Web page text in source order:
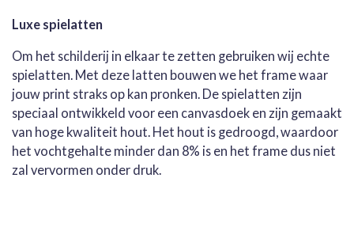
Luxe spielatten
Om het schilderij in elkaar te zetten gebruiken wij echte
spielatten. Met deze latten bouwen we het frame waar
jouw print straks op kan pronken. De spielatten zijn
speciaal ontwikkeld voor een canvasdoek en zijn gemaakt
van hoge kwaliteit hout. Het hout is gedroogd, waardoor
het vochtgehalte minder dan 8% is en het frame dus niet
zal vervormen onder druk.